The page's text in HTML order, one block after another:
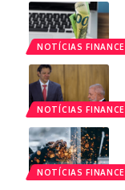
NOTÍCIAS
NOTÍCIAS
NOTÍCIAS